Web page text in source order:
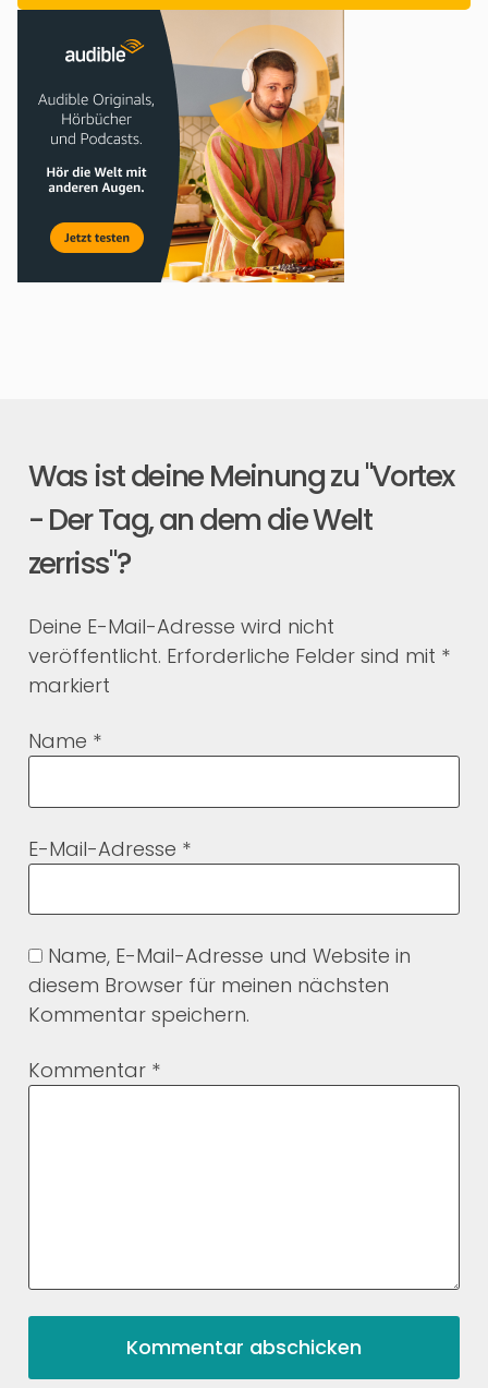
Was ist deine Meinung zu "Vortex
- Der Tag, an dem die Welt
zerriss"?
Deine E-Mail-Adresse wird nicht
veröffentlicht. Erforderliche Felder sind mit *
markiert
Name *
E-Mail-Adresse *
Name, E-Mail-Adresse und Website in
diesem Browser für meinen nächsten
Kommentar speichern.
Kommentar *